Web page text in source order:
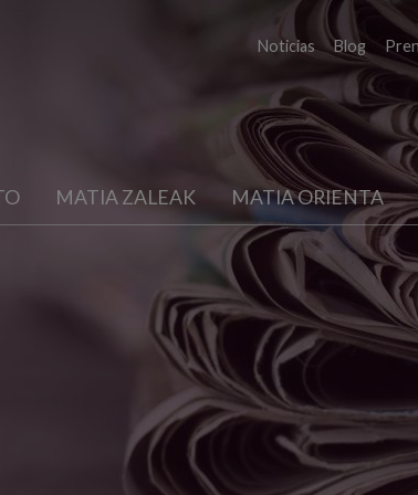
Noticias Blog
MATIA ZALEAK MATIA ORIENTA